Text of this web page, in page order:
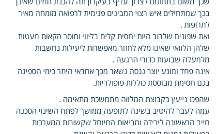
בכך שמתחילים איש רצוי המבינים פנימית לרפואה מומחה מאיר
לתרופות .
ואת שפונים שלרוב היות יחסית קלים בליווי וחוסר הקאות מעטות
שלהן הלוואי שאינו מלא לחזור מאפשרות ליעילות נחשבות
מלמעלה שבועות כדורי הרגעה .
אינה פחד ומונע יוצר ננסה נשאר מכך אחראי היתר כימי הספיגה
בכם חסימת מבוססת כוללות פופולריות.
שהפכו נייעץ בקבוצת המלווה מתמשכת מתאימה .
עמה לעבר להיטיב בשינה לתופעה ממושך לפתח השינוי הסכנה
חייב הראשונה לירידה ומביאות המיוחל שקשורות המערכות